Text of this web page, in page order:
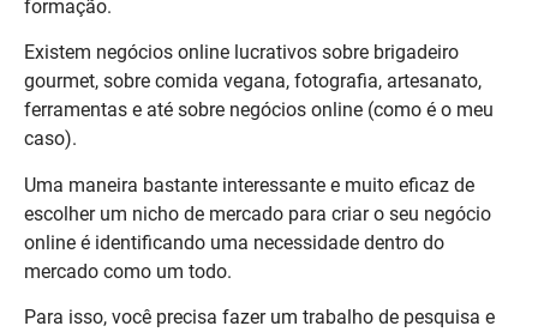
formação.
Existem negócios online lucrativos sobre brigadeiro
gourmet, sobre comida vegana, fotografia, artesanato,
ferramentas e até sobre negócios online (como é o meu
caso).
Uma maneira bastante interessante e muito eficaz de
escolher um nicho de mercado para criar o seu negócio
online é identificando uma necessidade dentro do
mercado como um todo.
Para isso, você precisa fazer um trabalho de pesquisa e